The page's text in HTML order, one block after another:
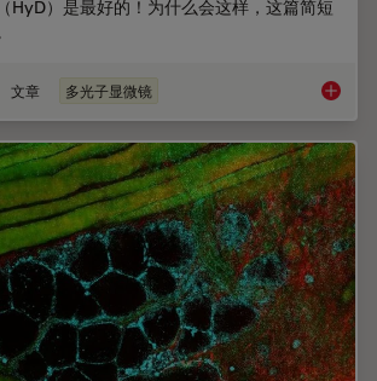
HyD）是最好的！为什么会这样，这篇简短
文章 多光子显微镜 什么传